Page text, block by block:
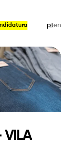
pten
VILA